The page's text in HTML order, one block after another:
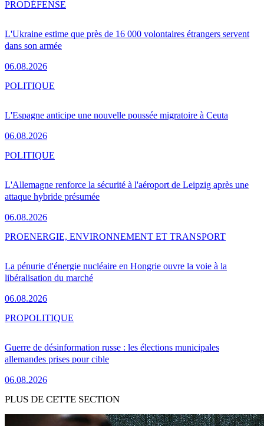
L'Ukraine estime que près de 16 000 volontaires étrangers servent
dans son armée
06.08.2026
PRODÉFENSE
L'Espagne anticipe une nouvelle poussée migratoire à Ceuta
06.08.2026
POLITIQUE
L'Allemagne renforce la sécurité à l'aéroport de Leipzig après une
attaque hybride présumée
06.08.2026
POLITIQUE
La pénurie d'énergie nucléaire en Hongrie ouvre la voie à la
libéralisation du marché
06.08.2026
PROENERGIE, ENVIRONNEMENT ET TRANSPORT
Guerre de désinformation russe : les élections municipales
allemandes prises pour cible
06.08.2026
PROPOLITIQUE
PLUS DE CETTE SECTION